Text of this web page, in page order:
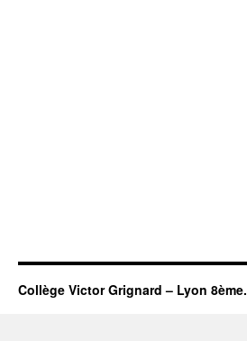
Collège Victor Grignard – Lyon 8ème.